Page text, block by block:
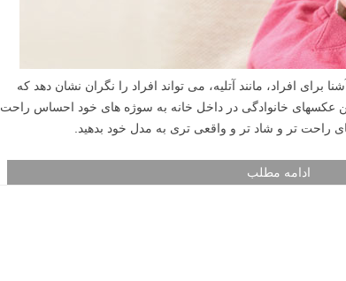
افراد، مانند آتلیه، می تواند افراد را نگران نشان دهد که
عکسهای خانوادگی در داخل خانه به سوژه های خود احساس راحت
راحت تر و شاد تر و واقعی تری به مدل خود بدهید.
ادامه مطلب